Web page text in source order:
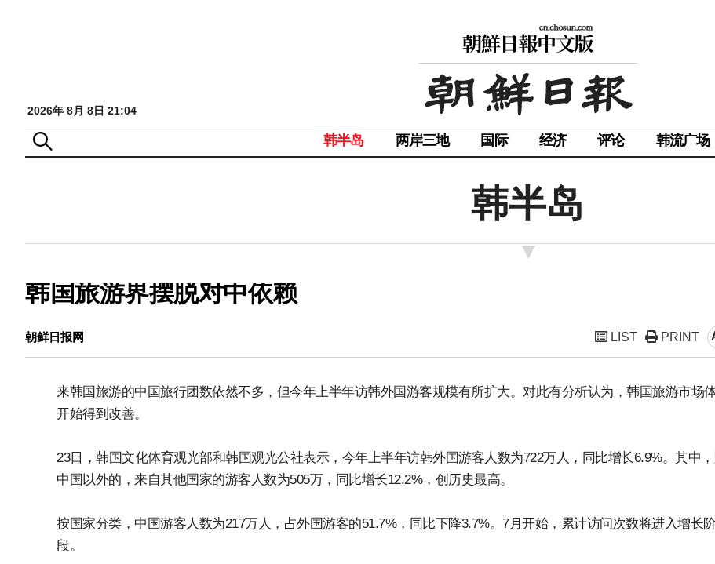
2026年 8月 8日 21:04
韩半岛 两岸三地 国际 经济 评论 韩流广场
韩半岛
韩国旅游界摆脱对中依赖
朝鲜日报网 LIST PRINT
来韩国旅游的中国旅行团数依然不多，但今年上半年访韩外国游客规模有所扩大。对此有分析认为，韩国旅游市场
开始得到改善。
23日，韩国文化体育观光部和韩国观光公社表示，今年上半年访韩外国游客人数为722万人，同比增长6.9%。其中
中国以外的，来自其他国家的游客人数为505万，同比增长12.2%，创历史最高。
按国家分类，中国游客人数为217万人，占外国游客的51.7%，同比下降3.7%。7月开始，累计访问次数将进入增长阶
段。